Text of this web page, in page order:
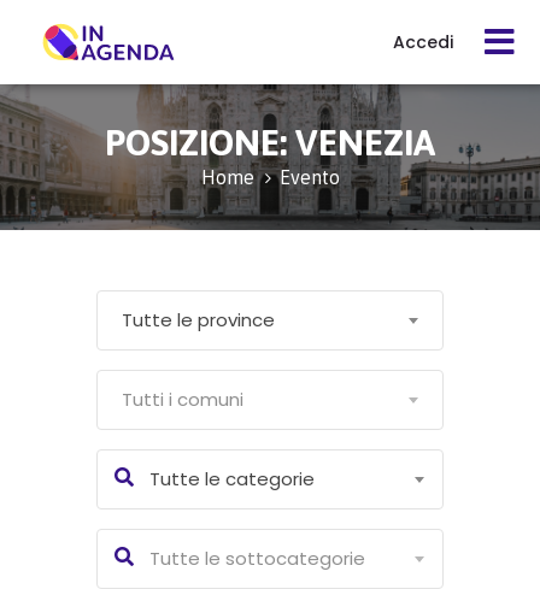
Accedi
Cerca
evento
POSIZIONE:VENEZIA
Home Evento
Tutte le province
Tutti i comuni
Tutte le categorie
Tutte le sottocategorie